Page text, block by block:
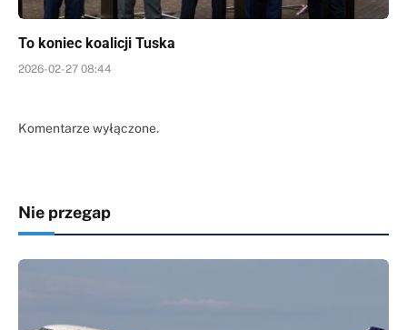
To koniec koalicji Tuska
2026-02-27 08:44
Komentarze wyłączone.
Nie przegap